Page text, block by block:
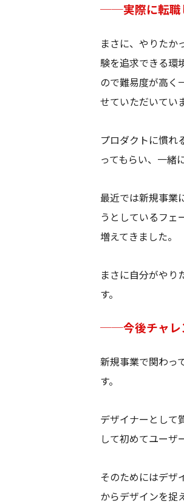
──実際に転職
まさに、やりたか
験を追求できる環
ので難易度が高く
せていただいてい
プロダクトに慣れ
ってもらい、一緒
最近では新規事業
うとしているフェ
増えてきました。
まさに自分がや
す。
──今後チャレ
新規事業で関わっ
す。
デザイナーとして
して初めてユーザ
そのためにはデザ
からデザインを捉